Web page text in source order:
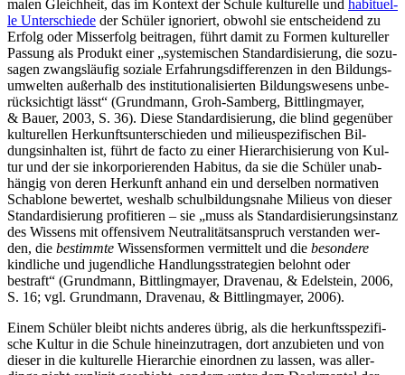
ma­len Gleich­heit, das im Kon­text der Schu­le kul­tu­rel­le und habi­tu­el­
le Unter­schie­de der Schü­ler igno­riert, obwohl sie ent­schei­dend zu
Erfolg oder Miss­erfolg bei­tra­gen, führt damit zu For­men kul­tu­rel­ler
Pas­sung als Pro­dukt einer „sys­te­mi­schen Stan­dar­di­sie­rung, die sozu­
sa­gen zwangs­läu­fig sozia­le Erfah­rungs­dif­fe­ren­zen in den Bil­dungs­
um­wel­ten außer­halb des insti­tu­tio­na­li­sier­ten Bil­dungs­we­sens unbe­
rück­sich­tigt lässt“ (Grund­mann, Groh-Sam­berg, Bitt­ling­may­er,
& Bau­er, 2003, S. 36). Die­se Stan­dar­di­sie­rung, die blind gegen­über
kul­tu­rel­len Her­kunfts­un­ter­schie­den und milieu­spe­zi­fi­schen Bil­
dungs­in­hal­ten ist, führt de fac­to zu einer Hier­ar­chi­sie­rung von Kul­
tur und der sie inkor­po­rie­ren­den Habi­tus, da sie die Schü­ler unab­
hän­gig von deren Her­kunft anhand ein und der­sel­ben nor­ma­ti­ven
Scha­blo­ne bewer­tet, wes­halb schul­bil­dungs­na­he Milieus von die­ser
Stan­dar­di­sie­rung pro­fi­tie­ren – sie „muss als Stan­dar­di­sie­rungs­in­stanz
des Wis­sens mit offen­si­vem Neu­tra­li­täts­an­spruch ver­stan­den wer­
den, die bestimm­te Wis­sens­for­men ver­mit­telt und die beson­de­re
kind­li­che und jugend­li­che Hand­lungs­stra­te­gien belohnt oder
bestraft“ (Grund­mann, Bitt­ling­may­er, Dra­ven­au, & Edel­stein, 2006,
S. 16; vgl. Grund­mann, Dra­ven­au, & Bitt­ling­may­er, 2006).
Einem Schü­ler bleibt nichts ande­res übrig, als die her­kunfts­spe­zi­fi­
sche Kul­tur in die Schu­le hin­ein­zu­tra­gen, dort anzu­bie­ten und von
die­ser in die kul­tu­rel­le Hier­ar­chie ein­ord­nen zu las­sen, was aller­